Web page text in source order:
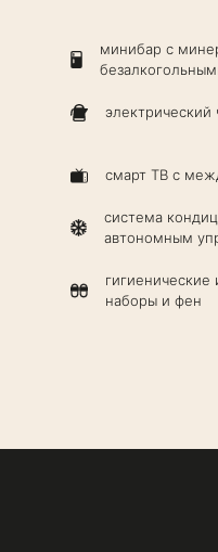
минибар с
электрический
смарт ТВ с
система
автономным
гигиенические
наборы и фен